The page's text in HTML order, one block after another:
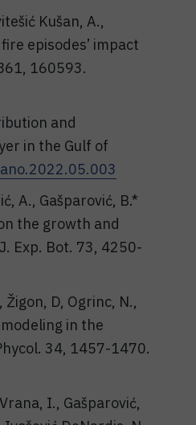
Kušan, A.,
episodes’ impact
160593.
and
in the Gulf of
A., Gašparović, B.*
the growth and
Exp. Bot. 73, 4250-
D, Ogrinc, N.,
in the
34, 1457-1470.
I., Gašparović,